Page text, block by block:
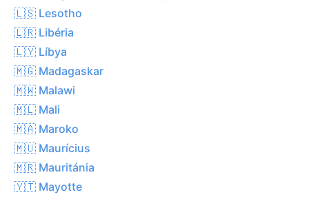
🇱🇸 Lesotho
🇱🇷 Libéria
🇱🇾 Líbya
🇲🇬 Madagaskar
🇲🇼 Malawi
🇲🇱 Mali
🇲🇦 Maroko
🇲🇺 Maurícius
🇲🇷 Mauritánia
🇾🇹 Mayotte